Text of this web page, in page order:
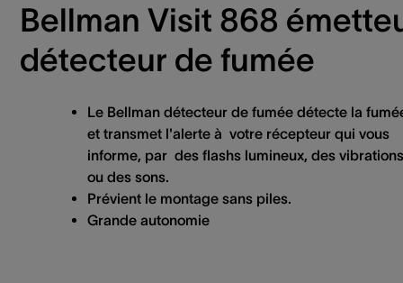
Bellman Visit 868
détecteur de fumée
Le Bellman détecteur de fumée détecte la
et transmet l'alerte à votre récepteur qui vous
informe, par des flashs lumineux, des vibrations
ou des sons.
Prévient le montage sans piles.
Grande autonomie